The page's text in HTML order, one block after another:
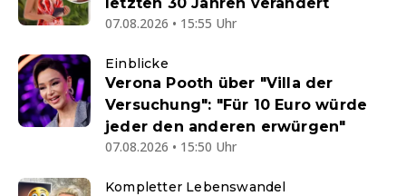
07.08.2026 • 15:55 Uhr
Einblicke
Verona Pooth über "Villa der
Versuchung": "Für 10 Euro würde
jeder den anderen erwürgen"
07.08.2026 • 15:50 Uhr
Kompletter Lebenswandel